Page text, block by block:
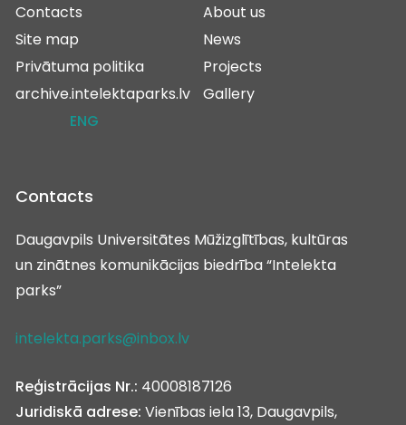
Contacts
Site map
Privātuma politika
archive.intelektaparks.lv
ENG
About us
News
Projects
Gallery
Contacts
Daugavpils Universitātes Mūžizglītības, kultūras
un zinātnes komunikācijas biedrība “Intelekta
parks”
intelekta.parks@inbox.lv
Reģistrācijas Nr.: 40008187126
Juridiskā adrese: Vienības iela 13, Daugavpils,